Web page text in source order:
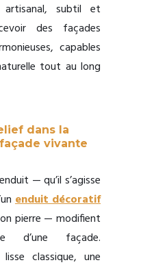
artisanal, subtil et
des façades
capables
tout au long
dans la
vivante
— qu’il s’agisse
enduit décoratif
pierre — modifient
d’une façade.
classique, une